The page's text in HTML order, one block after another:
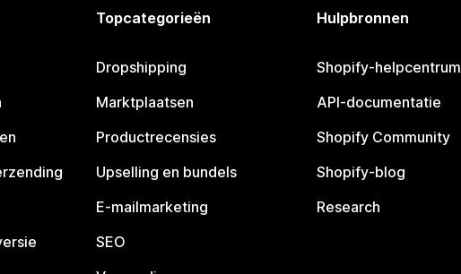
Topcategorieën
Dropshipping
Marktplaatsen
Productrecensies
Upselling en bundels
E-mailmarketing
SEO
Hulpbronnen
Shopify-helpcentrum
API-documentatie
Shopify Community
Shopify-blog
Research